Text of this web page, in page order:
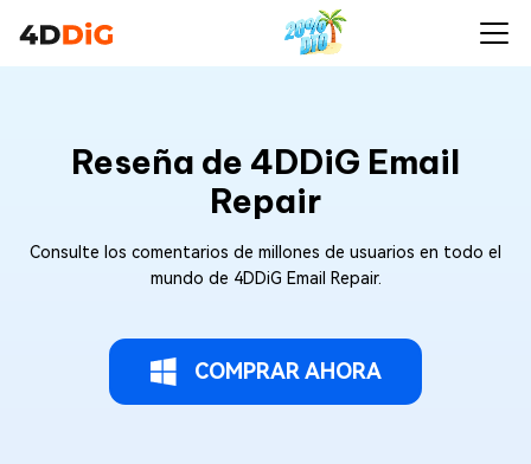
Reseña de 4DDiG Email
Repair
Consulte los comentarios de millones de usuarios en todo el
mundo de 4DDiG Email Repair.
COMPRAR AHORA